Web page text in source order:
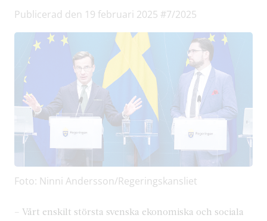
Publicerad den 19 februari 2025 #7/2025
Foto: Ninni Andersson/Regeringskansliet
– Vårt enskilt största svenska ekonomiska och sociala